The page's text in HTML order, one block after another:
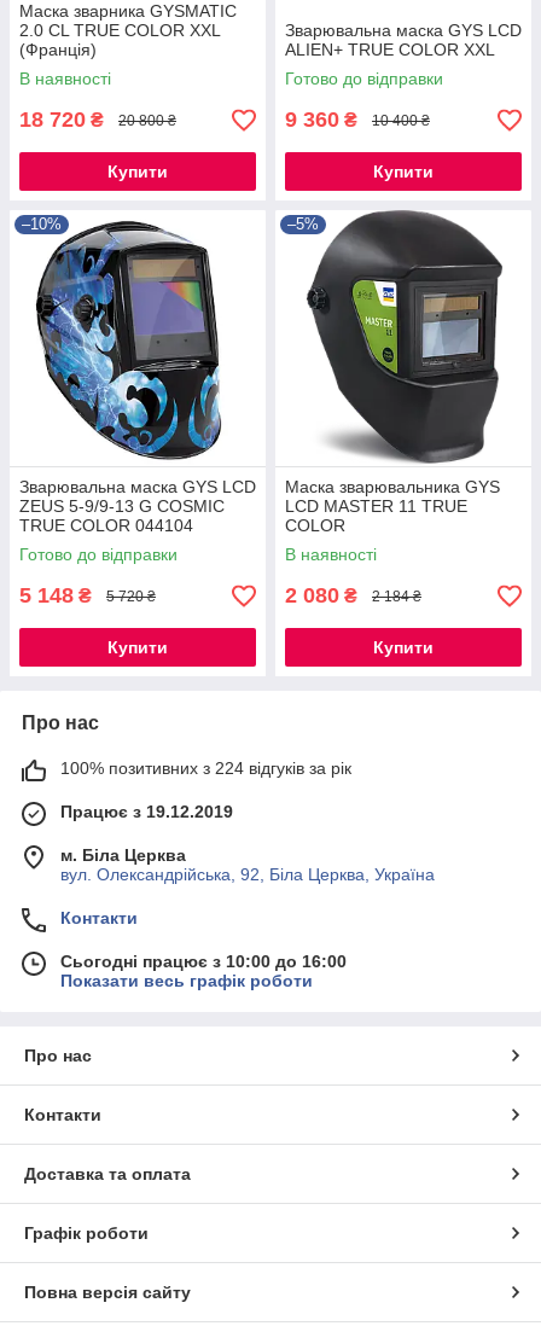
Маска зварника GYSMATIC
2.0 CL TRUE COLOR XXL
(Франція)
В наявності
18 720 ₴ 20 800 ₴
Купити
Зварювальна маска GYS LCD
ALIEN+ TRUE COLOR XXL
Готово до відправки
9 360 ₴ 10 400 ₴
Купити
–10%
Зварювальна маска GYS LCD
ZEUS 5-9/9-13 G COSMIC
TRUE COLOR 044104
Готово до відправки
5 148 ₴ 5 720 ₴
Купити
–5%
Маска зварювальника GYS
LCD MASTER 11 TRUE
COLOR
В наявності
2 080 ₴ 2 184 ₴
Купити
Про нас
100% позитивних з 224 відгуків за рік
Працює з 19.12.2019
м. Біла Церква
вул. Олександрійська, 92, Біла Церква, Україна
Контакти
Сьогодні працює з 10:00 до 16:00
Показати весь графік роботи
Про нас
Контакти
Доставка та оплата
Графік роботи
Повна версія сайту